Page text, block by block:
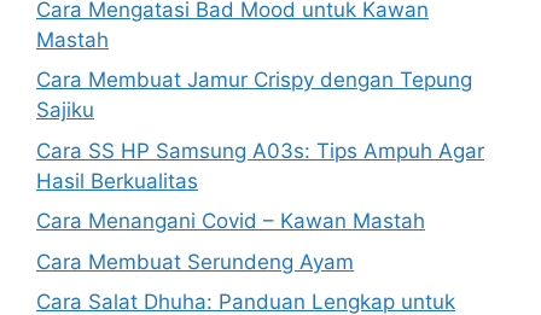
Cara Mengatasi Bad Mood untuk Kawan
Mastah
Cara Membuat Jamur Crispy dengan Tepung
Sajiku
Cara SS HP Samsung A03s: Tips Ampuh Agar
Hasil Berkualitas
Cara Menangani Covid – Kawan Mastah
Cara Membuat Serundeng Ayam
Cara Salat Dhuha: Panduan Lengkap untuk